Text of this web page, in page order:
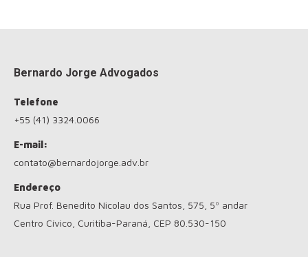
Bernardo Jorge Advogados
Telefone
+55 (41) 3324.0066
E-mail:
contato@bernardojorge.adv.br
Endereço
Rua Prof. Benedito Nicolau dos Santos, 575, 5º andar
Centro Cívico, Curitiba-Paraná, CEP 80.530-150